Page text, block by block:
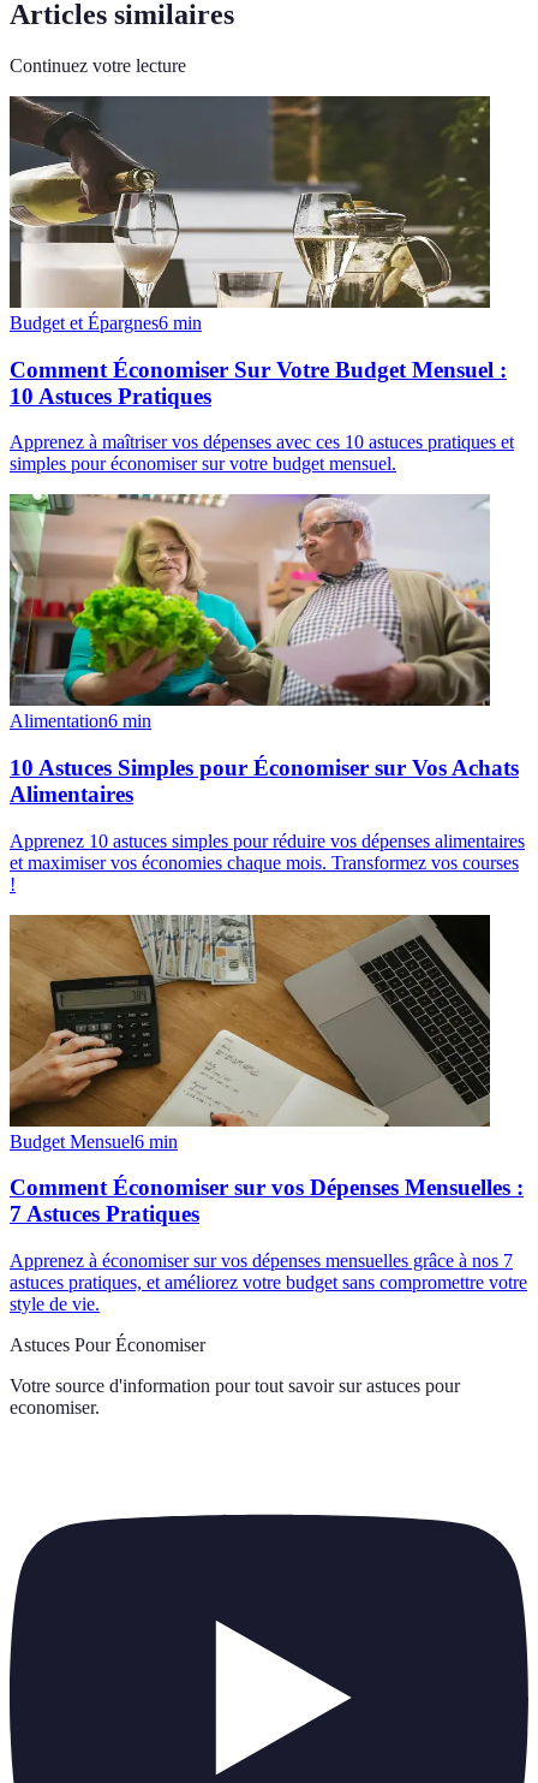
Articles similaires
Continuez votre lecture
Budget et Épargnes6 min
Comment Économiser Sur Votre Budget Mensuel :
10 Astuces Pratiques
Apprenez à maîtriser vos dépenses avec ces 10 astuces pratiques et
simples pour économiser sur votre budget mensuel.
Alimentation6 min
10 Astuces Simples pour Économiser sur Vos Achats
Alimentaires
Apprenez 10 astuces simples pour réduire vos dépenses alimentaires
et maximiser vos économies chaque mois. Transformez vos courses
!
Budget Mensuel6 min
Comment Économiser sur vos Dépenses Mensuelles :
7 Astuces Pratiques
Apprenez à économiser sur vos dépenses mensuelles grâce à nos 7
astuces pratiques, et améliorez votre budget sans compromettre votre
style de vie.
Astuces Pour Économiser
Votre source d'information pour tout savoir sur astuces pour
economiser.